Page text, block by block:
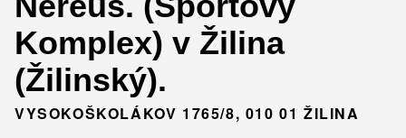
Komplex) v Žilina
(Žilinský).
VYSOKOŠKOLÁKOV 1765/8, 010 01 ŽILINA